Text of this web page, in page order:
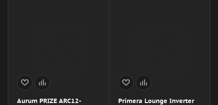
Aurum PRIZE ARC12-
Primera Lounge Inverter